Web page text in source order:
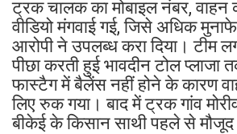
ट्रक चालक का मोबाइल नंबर,
वीडियो मंगवाई गई, जिसे अधिक
आरोपी ने उपलब्ध करा दिया। टीम
पीछा करती हुई भावदीन टोल प्लाजा
फास्टैग में बैलेंस नहीं होने के कारण
लिए रुक गया। बाद में ट्रक गांव
बीकेई के किसान साथी पहले से